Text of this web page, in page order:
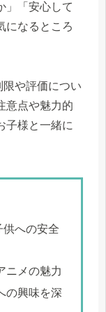
」「安心して
になるところ
や評価につい
意点や魅力的
子様と一緒に
供への安全
ニメの魅力
の興味を深